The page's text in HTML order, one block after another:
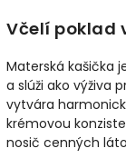
Včelí poklad
Materská kašička
a slúži ako výživa
vytvára
krémovou
nosič cenných